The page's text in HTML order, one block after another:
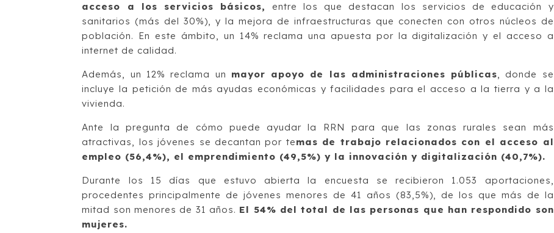
acceso a los servicios básicos,
entre los que destacan los servicios de educación y
sanitarios (más del 30%), y la mejora de infraestructuras que conecten con otros núcleos de
población. En este ámbito, un 14% reclama una apuesta por la digitalización y el acceso a
internet de calidad.
Además, un 12% reclama un mayor apoyo de las administraciones públicas, donde se
incluye la petición de más ayudas económicas y facilidades para el acceso a la tierra y a la
vivienda.
Ante la pregunta de cómo puede ayudar la RRN para que las zonas rurales sean más
atractivas, los jóvenes se decantan por temas de trabajo relacionados con el acceso al
empleo (56,4%), el emprendimiento (49,5%) y la innovación y digitalización (40,7%).
Durante los 15 días que estuvo abierta la encuesta se recibieron 1.053 aportaciones,
procedentes principalmente de jóvenes menores de 41 años (83,5%), de los que más de la
mitad son menores de 31 años. El 54% del total de las personas que han respondido son
mujeres.